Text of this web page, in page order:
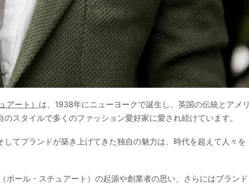
ート） は、1938年にニューヨークで誕生し、英国の伝統とアメリ
スタイルで多くのファッション愛好家に愛され続けています。
してブランドが築き上げてきた独自の魅力は、時代を超えて人々を
ポール・スチュアート）の起源や創業者の思い、さらにはブランド